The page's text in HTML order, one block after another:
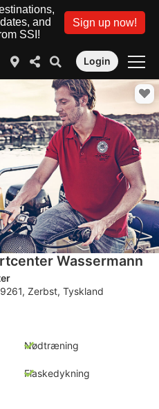
and
SSI!
Sign up now!
Login
Wassermann
Zerbst, Tyskland
Nødtræning
Flaskedykning